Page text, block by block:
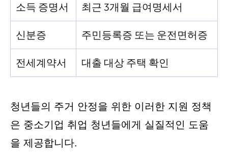
소득 증명서 최근 3개월 급여명세서
신분증 주민등록증 또는 운전면허증
전세계약서 대출 대상 주택 확인
청년들의 주거 안정을 위한 이러한 지원 정책
은 중소기업 취업 청년들에게 실질적인 도움
을 제공합니다.